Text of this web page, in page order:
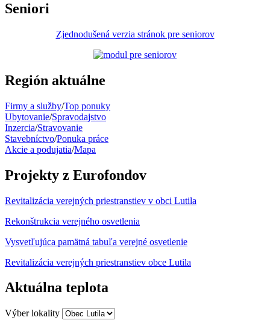
Seniori
Zjednodušená verzia stránok pre seniorov
Región aktuálne
Firmy a služby/Top ponuky
Ubytovanie/Spravodajstvo
Inzercia/Stravovanie
Stavebníctvo/Ponuka práce
Akcie a podujatia/Mapa
Projekty z Eurofondov
Revitalizácia verejných priestranstiev v obci Lutila
Rekonštrukcia verejného osvetlenia
Vysvetľujúca pamätná tabuľa verejné osvetlenie
Revitalizácia verejných priestranstiev obce Lutila
Aktuálna teplota
Výber lokality